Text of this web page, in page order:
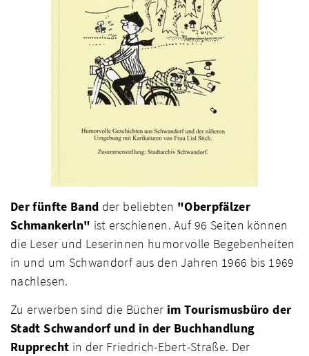
Der fünfte Band der beliebten "Oberpfälzer
Schmankerln" ist erschienen. Auf 96 Seiten können
die Leser und Leserinnen humorvolle Begebenheiten
in und um Schwandorf aus den Jahren 1966 bis 1969
nachlesen.
Zu erwerben sind die Bücher im Tourismusbüro der
Stadt Schwandorf und in der Buchhandlung
Rupprecht in der Friedrich-Ebert-Straße. Der